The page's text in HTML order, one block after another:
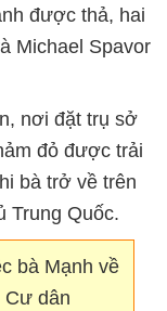
được thả, hai
Michael Spavor
nơi đặt trụ sở
đỏ được trải
bà trở về trên
Trung Quốc.
bà Mạnh về
Cư dân